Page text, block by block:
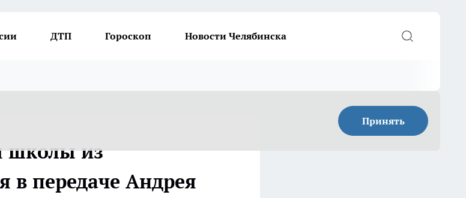
ДТП Гороскоп Новости Челябинска
Принять
школы из
в передаче Андрея